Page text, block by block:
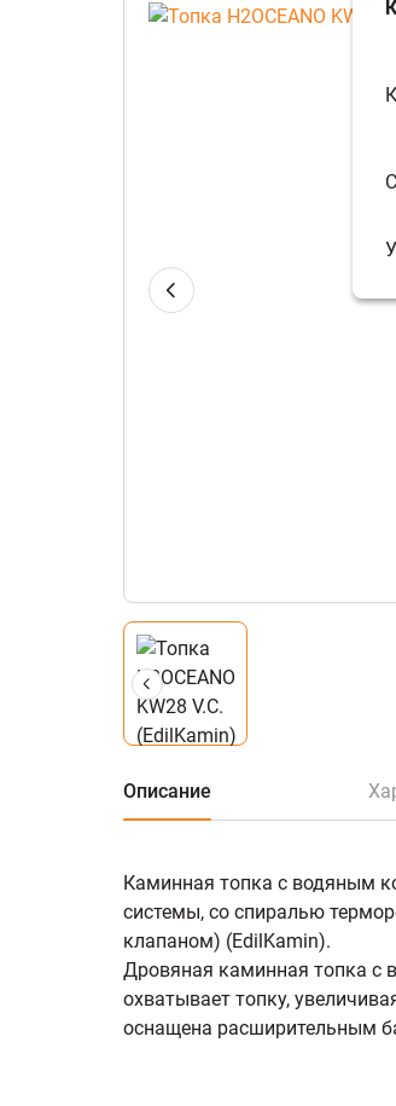
Описание
Каминная топка с водяным
системы, со спиралью
клапаном) (EdilKamin).
Дровяная каминная топка с
охватывает топку,
оснащена расширительным